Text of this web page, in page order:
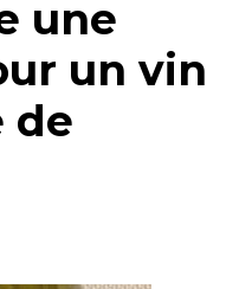
une
un vin
de